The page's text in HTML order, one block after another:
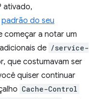
ativado,
padrão do seu
começar a notar um
de /service-
que costumavam ser
quiser continuar
Cache-Control